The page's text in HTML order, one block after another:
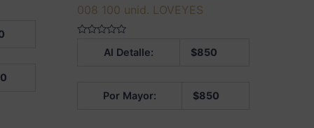
008 100 unid. LOVEYES
Al Detalle: $850
Por Mayor: $850